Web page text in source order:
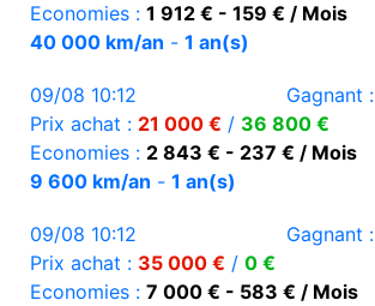
Economies : 1 912 € - 159 € / Mois
40 000 km/an - 1 an(s)
09/08 10:12 Gagnant :
Prix achat : 21 000 € / 36 800 €
Economies : 2 843 € - 237 € / Mois
9 600 km/an - 1 an(s)
09/08 10:12 Gagnant :
Prix achat : 35 000 € / 0 €
Economies : 7 000 € - 583 € / Mois